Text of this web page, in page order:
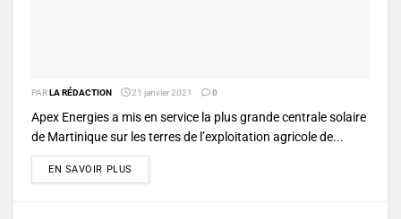
PARLA RÉDACTION 21 janvier 2021 0
Apex Energies a mis en service la plus grande centrale solaire
de Martinique sur les terres de l’exploitation agricole de...
EN SAVOIR PLUS